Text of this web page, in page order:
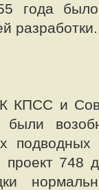
года
разработки.
КПСС и
748